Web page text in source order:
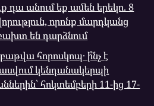
դա անում եք ամեն երեկո. 8
որոնք մարդկանց
են դարձնում
հորոսկոպ․ ի՞նչ է
կենդանակերպի
հոկտեմբերի 11-ից 17-